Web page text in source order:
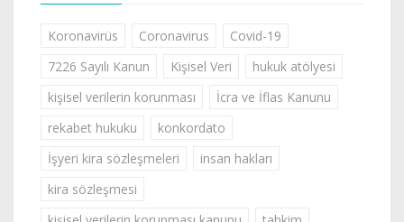
Koronavirüs Coronavirus
Covid-19
7226 Sayılı Kanun
Kişisel Veri
hukuk atölyesi
kişisel verilerin korunması
İcra ve İflas Kanunu
rekabet hukuku
konkordato
İşyeri kira sözleşmeleri
insan hakları
kira sözleşmesi